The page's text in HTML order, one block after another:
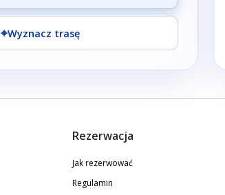
⌖Wyznacz trasę
Rezerwacja
Jak rezerwować
Regulamin